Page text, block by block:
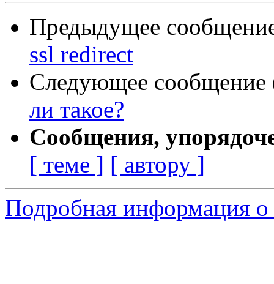
Предыдущее
ssl redirect
Следующее сообщение
ли такое?
Сообщения,
[ теме ] [ автору ]
Подробная информация